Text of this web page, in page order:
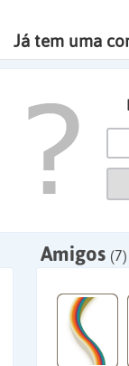
Já tem uma
Amigos (7)